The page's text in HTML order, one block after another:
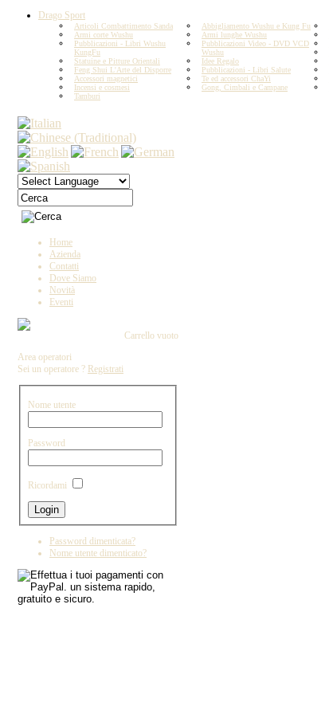
Drago Sport
Articoli Combattimento Sanda Abbigliamento Wushu e Kung Fu
Armi corte Wushu
Armi lunghe Wushu
Pubblicazioni - Libri Wushu
KungFu
Pubblicazioni Video - DVD VCD
Wushu
Statuine e Pitture Orientali
Idee Regalo
Feng Shui L'Arte del Disporre
Pubblicazioni - Libri Salute
Accessori magnetici
Te ed accessori ChaYi
Incensi e cosmesi
Gong, Cimbali e Campane
Tamburi
Home
Azienda
Contatti
Dove Siamo
Novità
Eventi
Carrello vuoto
Area operatori
Sei un operatore ? Registrati
Nome utente
Password
Ricordami
Password dimenticata?
Nome utente dimenticato?